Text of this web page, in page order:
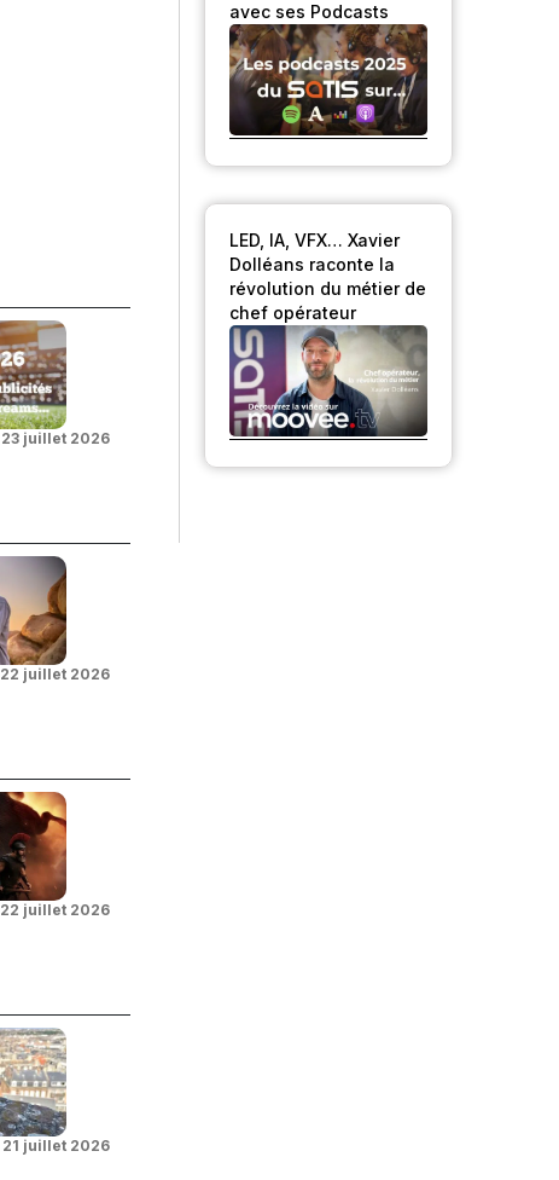
23 juillet 2026
22 juillet 2026
22 juillet 2026
21 juillet 2026
avec ses Podcasts
LED, IA, VFX… Xavier
Dolléans raconte la
révolution du métier de
chef opérateur